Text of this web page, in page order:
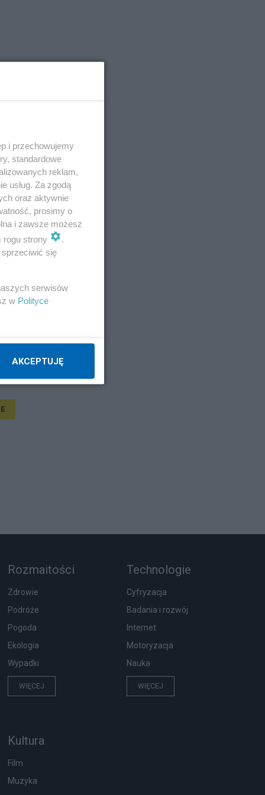
Rozmaitości
Zdrowie
Podróże
Pogoda
Ekologia
Wypadki
WIĘCEJ
Technologie
Cyfryzacja
Badania i rozwój
Internet
Motoryzacja
Nauka
WIĘCEJ
Kultura
Film
Muzyka
i przechowujemy
standardowe
reklam,
usług. Za zgodą
oraz aktywnie
prosimy o
i zawsze możesz
rogu strony
.
się
serwisów
w Polityce
AKCEPTUJĘ